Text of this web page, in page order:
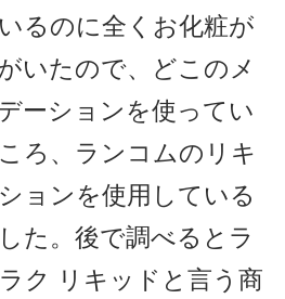
るのに全くお化粧が
いたので、どこのメ
ーションを使ってい
ろ、ランコムのリキ
ョンを使用している
た。後で調べるとラ
ク リキッドと言う商